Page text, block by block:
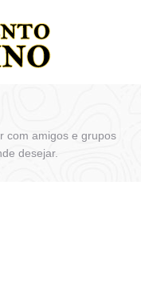
com amigos e grupos
desejar.